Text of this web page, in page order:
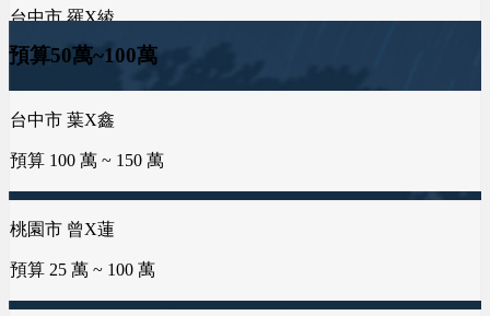
桃園市 謝X孝
預算 25 萬 ~ 100 萬
金門縣 許X浚
預算 25 萬 ~ 100 萬
桃園市 黃X祥
預算 100 萬 ~ 200 萬
預算 100 萬 ~ 250 萬
台南市 邱X羚
預算 25 萬 ~ 50 萬
新竹市 曾X莀
預算 25 萬 ~ 50 萬
新北市 許X鈞
預算 25 萬 ~ 50 萬
預算50萬~100萬
台中市 葉X鑫
預算 100 萬 ~ 150 萬
桃園市 曾X蓮
預算 25 萬 ~ 100 萬
桃園市 李X寧
預算 25 萬 ~ 100 萬